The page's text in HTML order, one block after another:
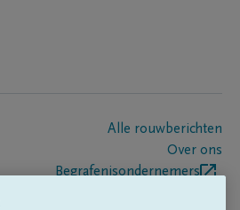
Alle rouwberichten
Over ons
Begrafenisondernemers